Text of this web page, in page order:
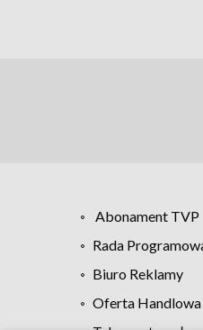
Abonament TVP
Rada
Biuro Reklamy
Oferta Handlowa